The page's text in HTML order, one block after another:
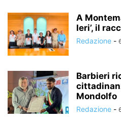
A
Ieri’, il
Redazione -
Barbieri
Mondolfo
Redazione -